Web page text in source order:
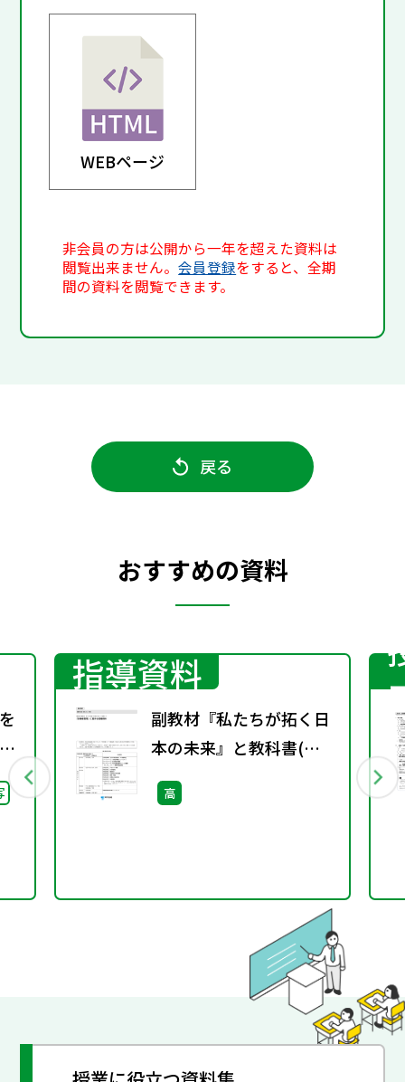
WEBページ
非会員の方は公開から一年を超えた資料は
閲覧出来ません。会員登録をすると、全期
間の資料を閲覧できます。
戻る
おすすめの資料
指導資料
副教材『私たちが拓く日
本の未来』と教科書(現
社313)を用いた「主権者
教育」に関する指導資料
高